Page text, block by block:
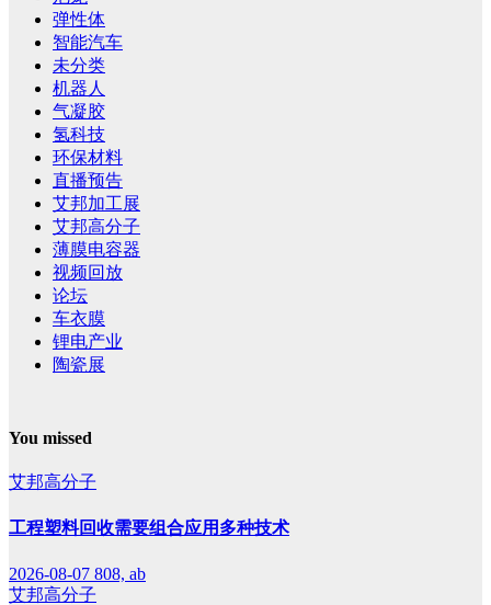
弹性体
智能汽车
未分类
机器人
气凝胶
氢科技
环保材料
直播预告
艾邦加工展
艾邦高分子
薄膜电容器
视频回放
论坛
车衣膜
锂电产业
陶瓷展
You missed
艾邦高分子
工程塑料回收需要组合应用多种技术
2026-08-07 808, ab
艾邦高分子